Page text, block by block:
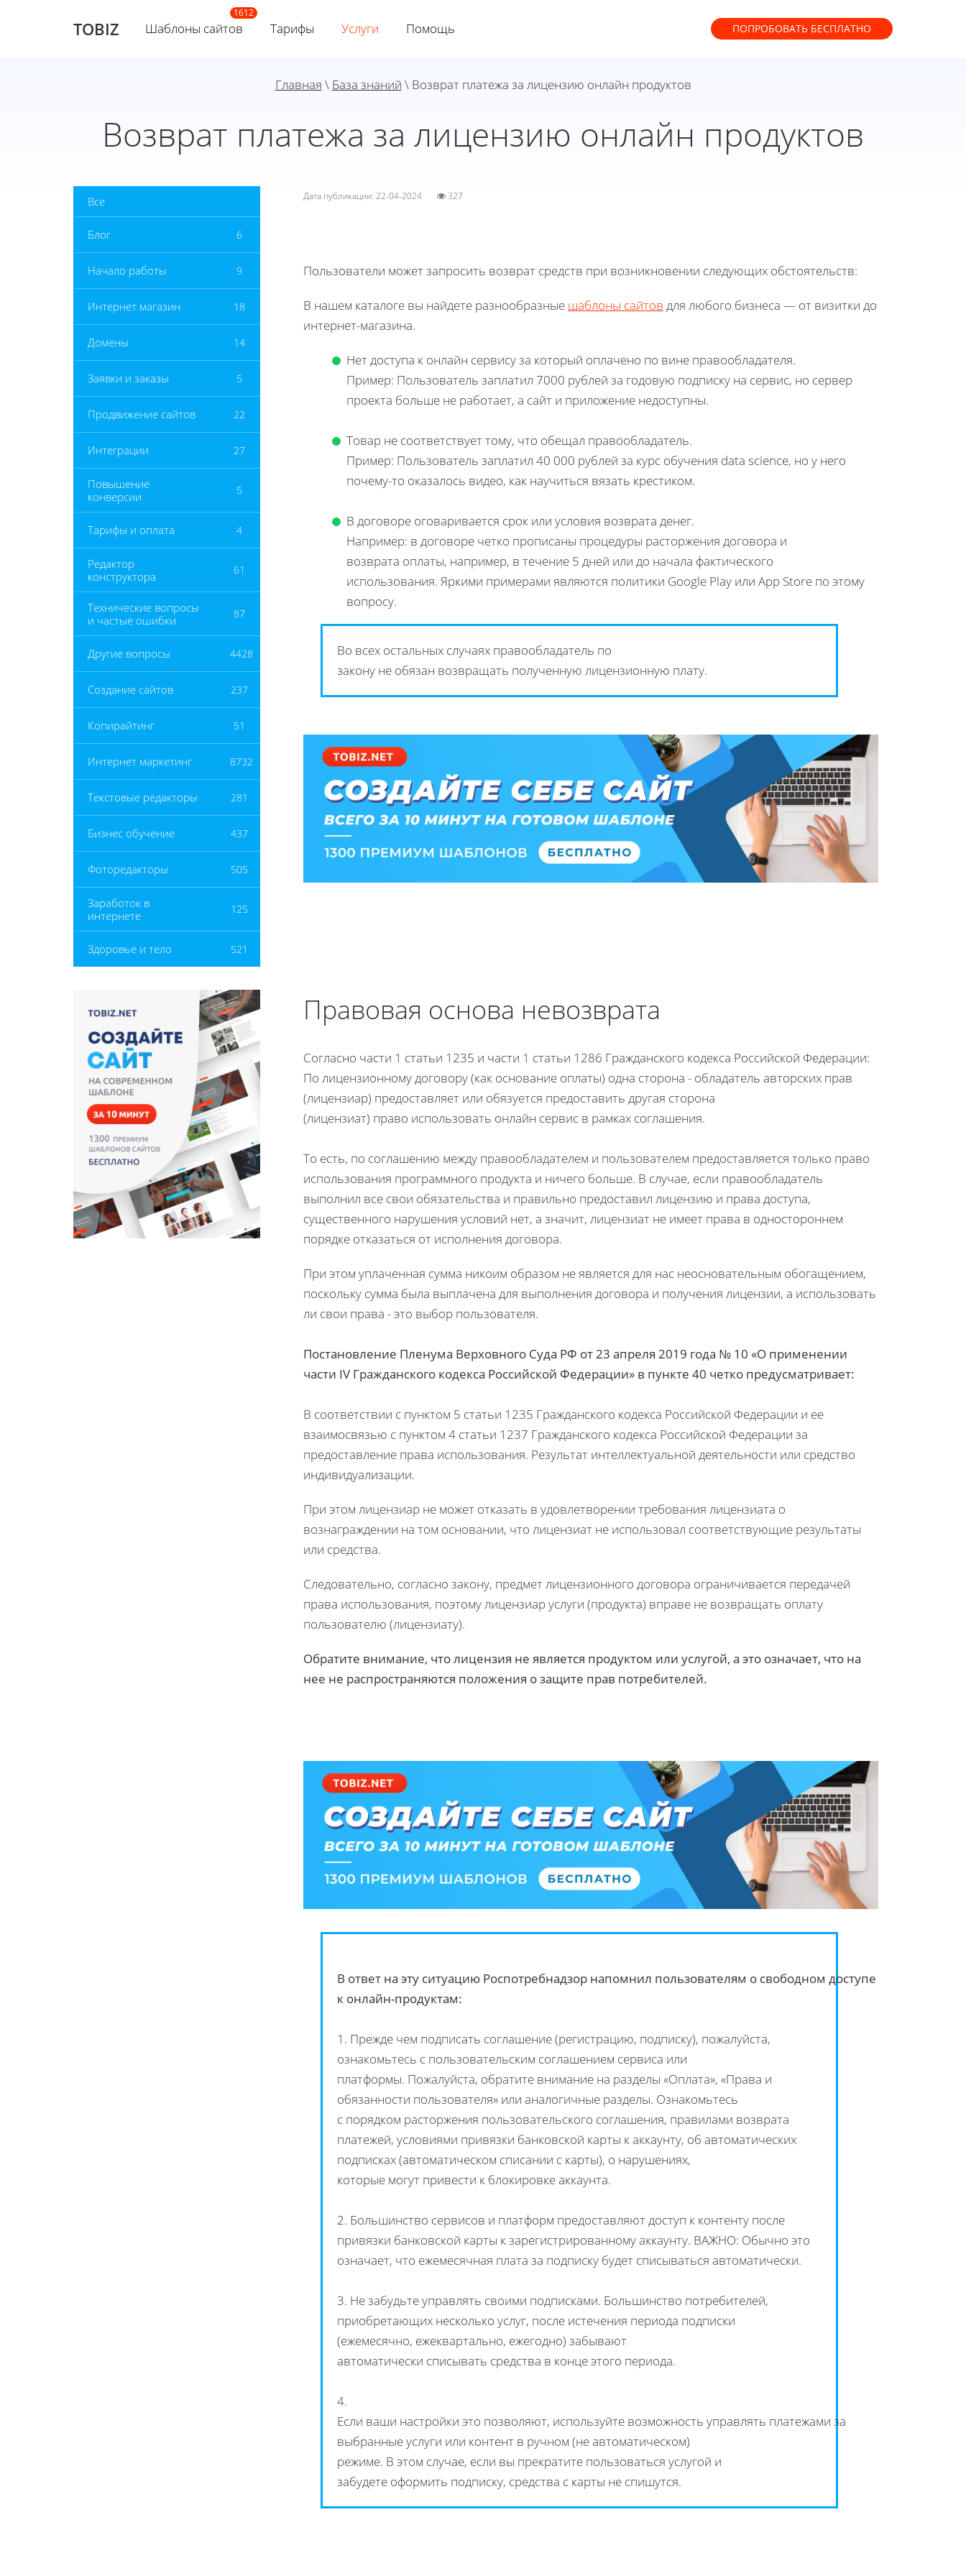
TOBIZ Шаблоны сайтов Тарифы Услуги Помощь ПОПРОБОВАТЬ БЕСПЛАТНО
Главная \ База знаний \ Возврат платежа за лицензию онлайн продуктов
Возврат платежа за лицензию онлайн продуктов
Все
Блог 6
Начало работы 9
Интернет магазин 18
Домены 14
Заявки и заказы 5
Продвижение сайтов 22
Интеграции 27
Повышение
конверсии
5
Тарифы и оплата 4
Редактор
конструктора
61
Технические вопросы
и частые ошибки
87
Другие вопросы 4428
Создание сайтов 237
Копирайтинг 51
Интернет маркетинг 8732
Текстовые редакторы 281
Бизнес обучение 437
Фоторедакторы 505
Заработок в
интернете
125
Здоровье и тело 521
Дата публикации: 22-04-2024 327
Пользователи может запросить возврат средств при возникновении следующих обстоятельств:
В нашем каталоге вы найдете разнообразные шаблоны сайтов для любого бизнеса — от визитки до
интернет-магазина.
Нет доступа к онлайн сервису за который оплачено по вине правообладателя.
Пример: Пользователь заплатил 7000 рублей за годовую подписку на сервис, но сервер
проекта больше не работает, а сайт и приложение недоступны.
Товар не соответствует тому, что обещал правообладатель.
Пример: Пользователь заплатил 40 000 рублей за курс обучения data science, но у него
почему-то оказалось видео, как научиться вязать крестиком.
В договоре оговаривается срок или условия возврата денег.
Например: в договоре четко прописаны процедуры расторжения договора и
возврата оплаты, например, в течение 5 дней или до начала фактического
использования. Яркими примерами являются политики Google Play или App Store по этому
вопросу.
Во всех остальных случаях правообладатель по
закону не обязан возвращать полученную лицензионную плату.
Правовая основа невозврата
Согласно части 1 статьи 1235 и части 1 статьи 1286 Гражданского кодекса Российской Федерации:
По лицензионному договору (как основание оплаты) одна сторона - обладатель авторских прав
(лицензиар) предоставляет или обязуется предоставить другая сторона
(лицензиат) право использовать онлайн сервис в рамках соглашения.
То есть, по соглашению между правообладателем и пользователем предоставляется только право
использования программного продукта и ничего больше. В случае, если правообладатель
выполнил все свои обязательства и правильно предоставил лицензию и права доступа,
существенного нарушения условий нет, а значит, лицензиат не имеет права в одностороннем
порядке отказаться от исполнения договора.
При этом уплаченная сумма никоим образом не является для нас неосновательным обогащением,
поскольку сумма была выплачена для выполнения договора и получения лицензии, а использовать
ли свои права - это выбор пользователя.
Постановление Пленума Верховного Суда РФ от 23 апреля 2019 года № 10 «О применении
части IV Гражданского кодекса Российской Федерации» в пункте 40 четко предусматривает:
В соответствии с пунктом 5 статьи 1235 Гражданского кодекса Российской Федерации и ее
взаимосвязью с пунктом 4 статьи 1237 Гражданского кодекса Российской Федерации за
предоставление права использования. Результат интеллектуальной деятельности или средство
индивидуализации.
При этом лицензиар не может отказать в удовлетворении требования лицензиата о
вознаграждении на том основании, что лицензиат не использовал соответствующие результаты
или средства.
Следовательно, согласно закону, предмет лицензионного договора ограничивается передачей
права использования, поэтому лицензиар услуги (продукта) вправе не возвращать оплату
пользователю (лицензиату).
Обратите внимание, что лицензия не является продуктом или услугой, а это означает, что на
нее не распространяются положения о защите прав потребителей.
В ответ на эту ситуацию Роспотребнадзор напомнил пользователям о свободном доступе
к онлайн-продуктам:
1. Прежде чем подписать соглашение (регистрацию, подписку), пожалуйста,
ознакомьтесь с пользовательским соглашением сервиса или
платформы. Пожалуйста, обратите внимание на разделы «Оплата», «Права и
обязанности пользователя» или аналогичные разделы. Ознакомьтесь
с порядком расторжения пользовательского соглашения, правилами возврата
платежей, условиями привязки банковской карты к аккаунту, об автоматических
подписках (автоматическом списании с карты), о нарушениях,
которые могут привести к блокировке аккаунта.
2. Большинство сервисов и платформ предоставляют доступ к контенту после
привязки банковской карты к зарегистрированному аккаунту. ВАЖНО: Обычно это
означает, что ежемесячная плата за подписку будет списываться автоматически.
3. Не забудьте управлять своими подписками. Большинство потребителей,
приобретающих несколько услуг, после истечения периода подписки
(ежемесячно, ежеквартально, ежегодно) забывают
автоматически списывать средства в конце этого периода.
4.
Если ваши настройки это позволяют, используйте возможность управлять платежами за
выбранные услуги или контент в ручном (не автоматическом)
режиме. В этом случае, если вы прекратите пользоваться услугой и
забудете оформить подписку, средства с карты не спишутся.